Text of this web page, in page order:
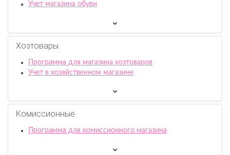
Учет магазина обуви
Хозтовары
Программа для магазина хозтоваров
Учет в хозяйственном магазине
Комиссионныe
Программа для комиссионного магазина